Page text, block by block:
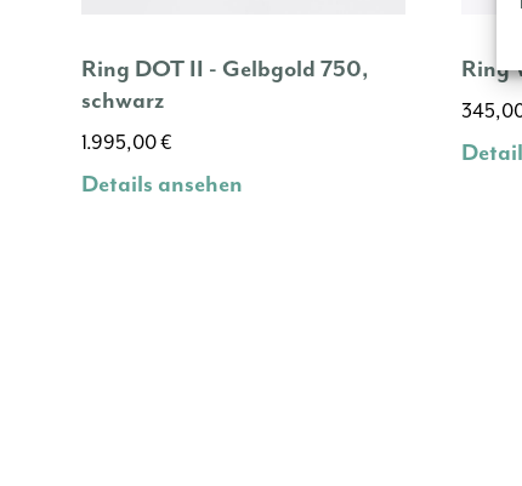
Ring DOT II - Gelbgold 750,
schwarz
1.995,00€
Details ansehen
Ring